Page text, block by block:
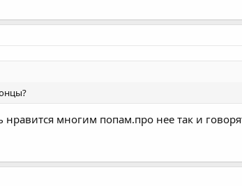
многим попам.про нее так и